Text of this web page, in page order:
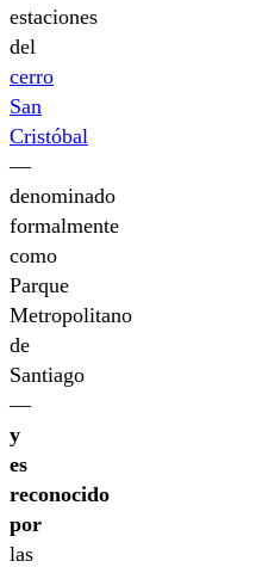
estaciones
del
cerro
San
Cristóbal
—
denominado
formalmente
como
Parque
Metropolitano
de
Santiago
—
y
es
reconocido
por
las